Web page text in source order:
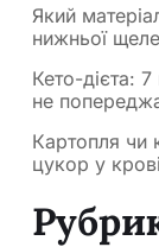
Який
нижньої
Кето-дієта:
не
Картопля чи
цукор у крові